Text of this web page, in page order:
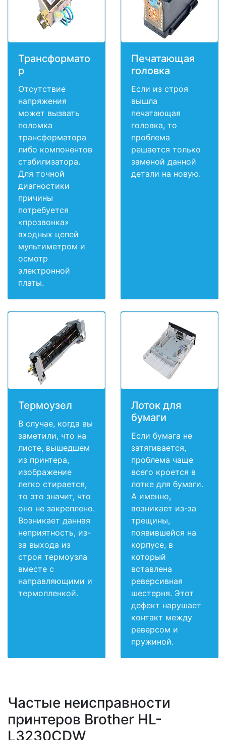
Трансформато
р
Отсутствие
напряжения
может вызвать
поломка
трансформатора
либо компонентов
стабилизатора.
Для точной
диагностики
причины
потребуется
«прозвонка»
входных цепей
мультиметром и
осмотр
электронной
платы.
Печатающая
головка
Если из строя
вышла
печатающая
головка, то
проблема
решается только
заменой данной
детали на новую.
Термоузел
В случае, когда вы
заметили, что на
листе, вышедшем
из принтера,
изображение
легко стирается,
то это значит, что
оно не закреплено.
Возникает данная
неприятность, из-
за выхода из
строя термоузла
вместе с
направляющими и
термопленкой.
Лоток для
бумаги
Если бумага не
затягивается,
проблема чаще
всего кроется в
лотке для бумаги.
А именно,
возникает из-за
трещины,
появившейся на
корпусе, в
который
вставлена
реверсивная
шестерня. Этот
дефект нарушает
контакт между
реверсом и
пружиной.
Частые неисправности
принтеров Brother HL-
L3230CDW